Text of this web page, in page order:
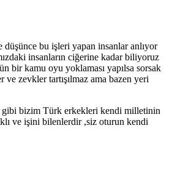
bu işleri yapan insanlar anlıyor
insanların ciğerine kadar biliyoruz
bir kamu oyu yoklaması yapılsa sorsak
ve zevkler tartışılmaz ama bazen yeri
gibi bizim Türk erkekleri kendi milletinin
ve işini bilenlerdir ,siz oturun kendi